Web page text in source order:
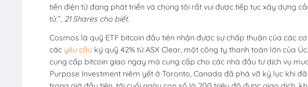
tiền điện tử đang phát triển và chúng tôi rất vui được tiếp tục xây dựng
tử.”, 21 Shares cho biết.
Cosmos là quỹ ETF bitcoin đầu tiên nhận được sự chấp thuận của các
các yêu cầu ký quỹ 42% từ ASX Clear, một công ty thanh toán lớn của
cung cấp bitcoin giao ngay mà cung cấp cho các nhà đầu tư dịch vụ
Purpose Investment niêm yết ở Toronto, Canada đã phá vỡ kỷ lục khi